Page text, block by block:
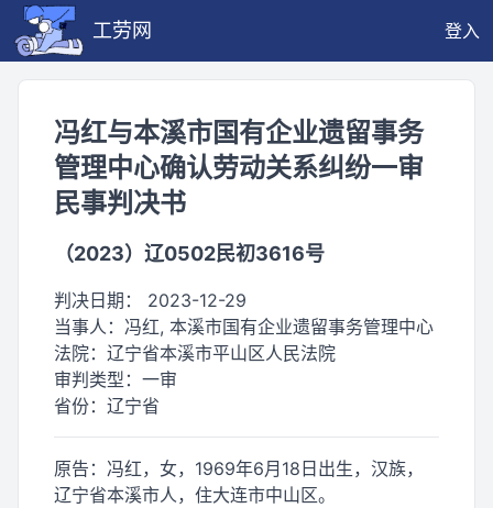
工劳网 登入
冯红与本溪市国有企业遗留事务
管理中心确认劳动关系纠纷一审
民事判决书
（2023）辽0502民初3616号
判决日期： 2023-12-29
当事人： 冯红, 本溪市国有企业遗留事务管理中心
法院： 辽宁省本溪市平山区人民法院
审判类型： 一审
省份： 辽宁省
原告：冯红，女，1969年6月18日出生，汉族，
辽宁省本溪市人，住大连市中山区。